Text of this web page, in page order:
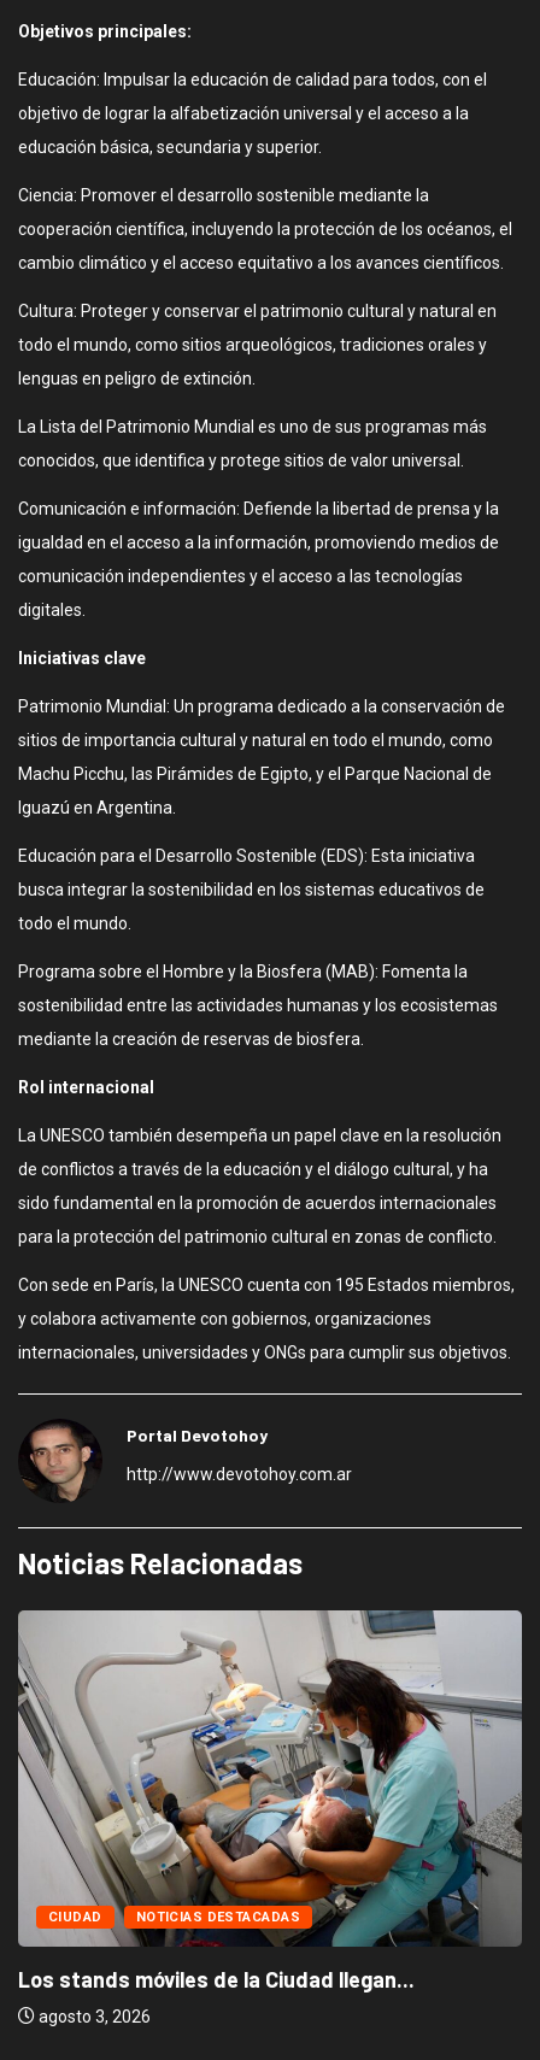
Objetivos principales:
Educación: Impulsar la educación de calidad para todos, con el
objetivo de lograr la alfabetización universal y el acceso a la
educación básica, secundaria y superior.
Ciencia: Promover el desarrollo sostenible mediante la
cooperación científica, incluyendo la protección de los océanos, el
cambio climático y el acceso equitativo a los avances científicos.
Cultura: Proteger y conservar el patrimonio cultural y natural en
todo el mundo, como sitios arqueológicos, tradiciones orales y
lenguas en peligro de extinción.
La Lista del Patrimonio Mundial es uno de sus programas más
conocidos, que identifica y protege sitios de valor universal.
Comunicación e información: Defiende la libertad de prensa y la
igualdad en el acceso a la información, promoviendo medios de
comunicación independientes y el acceso a las tecnologías
digitales.
Iniciativas clave
Patrimonio Mundial: Un programa dedicado a la conservación de
sitios de importancia cultural y natural en todo el mundo, como
Machu Picchu, las Pirámides de Egipto, y el Parque Nacional de
Iguazú en Argentina.
Educación para el Desarrollo Sostenible (EDS): Esta iniciativa
busca integrar la sostenibilidad en los sistemas educativos de
todo el mundo.
Programa sobre el Hombre y la Biosfera (MAB): Fomenta la
sostenibilidad entre las actividades humanas y los ecosistemas
mediante la creación de reservas de biosfera.
Rol internacional
La UNESCO también desempeña un papel clave en la resolución
de conflictos a través de la educación y el diálogo cultural, y ha
sido fundamental en la promoción de acuerdos internacionales
para la protección del patrimonio cultural en zonas de conflicto.
Con sede en París, la UNESCO cuenta con 195 Estados miembros,
y colabora activamente con gobiernos, organizaciones
internacionales, universidades y ONGs para cumplir sus objetivos.
Portal Devotohoy
http://www.devotohoy.com.ar
Noticias Relacionadas
CIUDAD NOTICIAS DESTACADAS
Los stands móviles de la Ciudad llegan...
agosto 3, 2026